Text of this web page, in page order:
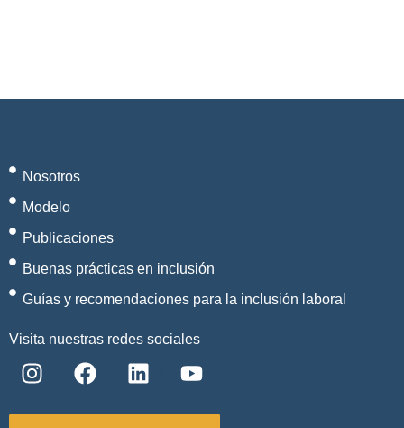
Nosotros
Modelo
Publicaciones
Buenas prácticas en inclusión
Guías y recomendaciones para la inclusión laboral
Visita nuestras redes sociales